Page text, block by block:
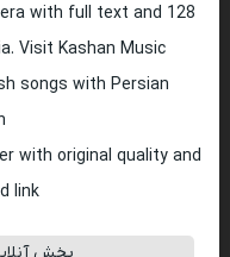
with full text and 128
Visit Kashan Music
songs with Persian
with original quality and
link
پخش